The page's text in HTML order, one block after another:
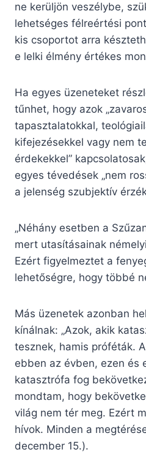
ne kerüljön veszélybe,
lehetséges félreértési
kis csoportot arra
e lelki élmény értékes
Ha egyes üzeneteket
tűnhet, hogy azok
tapasztalatokkal,
kifejezésekkel vagy nem
érdekekkel”
egyes tévedések „nem
a jelenség szubjektív
„Néhány esetben a
mert utasításainak
Ezért figyelmeztet a
lehetőségre, hogy többé
Más üzenetek azonban
kínálnak: „Azok, akik
tesznek, hamis próféták.
ebben az évben, ezen és
katasztrófa fog
mondtam, hogy
világ nem tér meg. Ezért
hívok. Minden a
december 15.).